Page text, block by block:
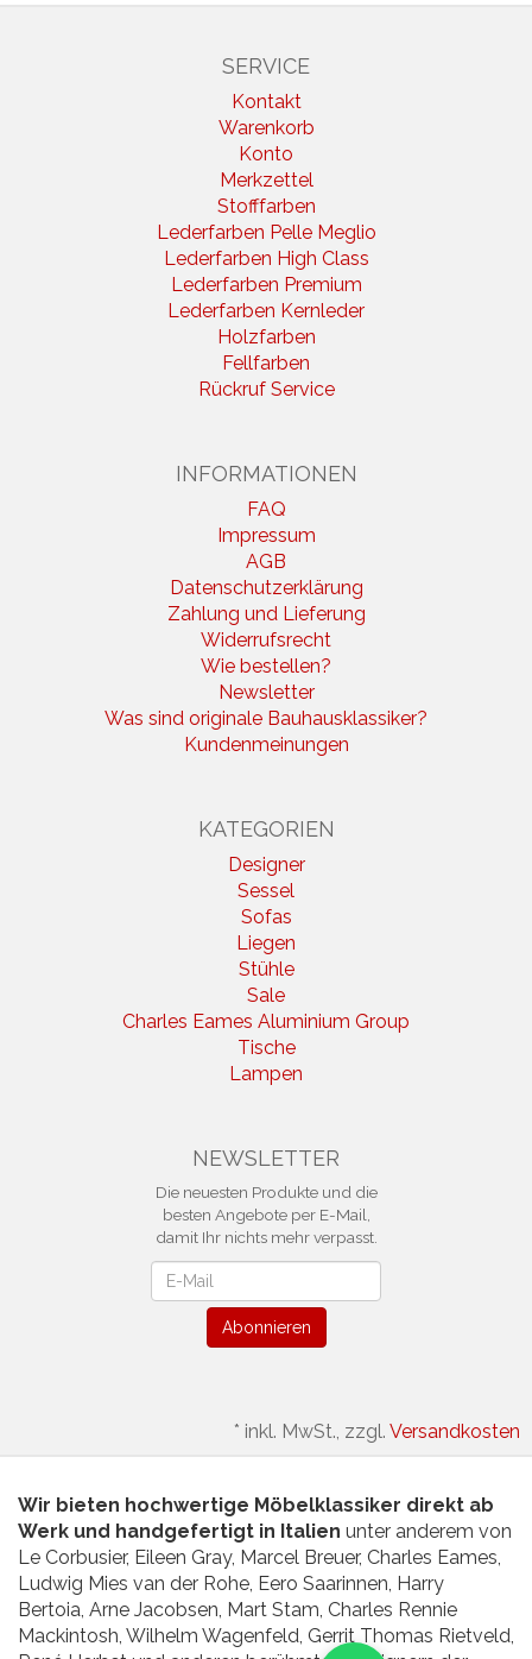
SERVICE
Kontakt
Warenkorb
Konto
Merkzettel
Stofffarben
Lederfarben Pelle Meglio
Lederfarben High Class
Lederfarben Premium
Lederfarben Kernleder
Holzfarben
Fellfarben
Rückruf Service
INFORMATIONEN
FAQ
Impressum
AGB
Datenschutzerklärung
Zahlung und Lieferung
Widerrufsrecht
Wie bestellen?
Newsletter
Was sind originale Bauhausklassiker?
Kundenmeinungen
KATEGORIEN
Designer
Sessel
Sofas
Liegen
Stühle
Sale
Charles Eames Aluminium Group
Tische
Lampen
NEWSLETTER
Die neuesten Produkte und die
besten Angebote per E-Mail,
damit Ihr nichts mehr verpasst.
Abonnieren
* inkl. MwSt., zzgl. Versandkosten
Wir bieten hochwertige Möbelklassiker direkt ab
Werk und handgefertigt in Italien unter anderem von
Le Corbusier, Eileen Gray, Marcel Breuer, Charles Eames,
Ludwig Mies van der Rohe, Eero Saarinnen, Harry
Bertoia, Arne Jacobsen, Mart Stam, Charles Rennie
Mackintosh, Wilhelm Wagenfeld, Gerrit Thomas Rietveld,